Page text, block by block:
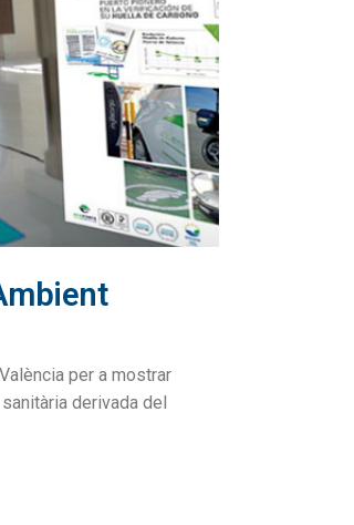
per a mostrar
derivada del